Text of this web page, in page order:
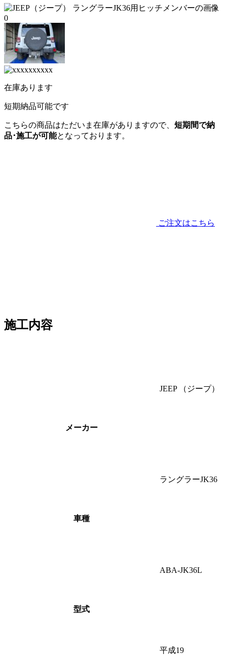
在庫あ り ま す
短期納品可能です
こちらの商品はただいま在庫がありますので、 短期間で納
品･施工が可能となっております。
ご注文はこちら
施工内容
メーカー
JEEP （ジープ）
車種
ラングラーJK36
型式
ABA-JK36L
平成19